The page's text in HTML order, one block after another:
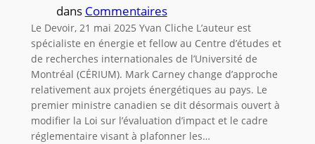
dans Commentaires
Le Devoir, 21 mai 2025 Yvan Cliche L’auteur est
spécialiste en énergie et fellow au Centre d’études et
de recherches internationales de l’Université de
Montréal (CÉRIUM). Mark Carney change d’approche
relativement aux projets énergétiques au pays. Le
premier ministre canadien se dit désormais ouvert à
modifier la Loi sur l’évaluation d’impact et le cadre
réglementaire visant à plafonner les…